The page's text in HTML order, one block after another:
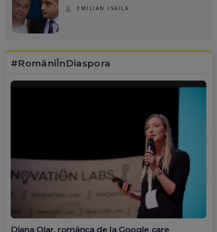
EMILIAN ISAILĂ
#RomâniÎnDiaspora
Diana Olar, românca de la Google care